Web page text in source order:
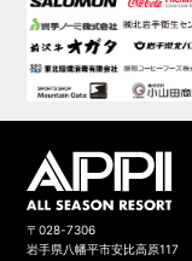
〒028-7306
岩手県八幡平市安比高原117